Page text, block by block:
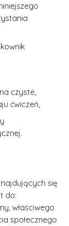
czyste,
ćwiczeń,
się
do:
właściwego
społecznego